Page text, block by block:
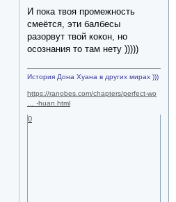
И пока твоя промежность
смеётся, эти балбесы
разорвут твой кокон, но
осознания то там нету )))))
История Дона Хуана в других мирах )))
https://ranobes.com/chapters/perfect-wo
… -huan.html
0